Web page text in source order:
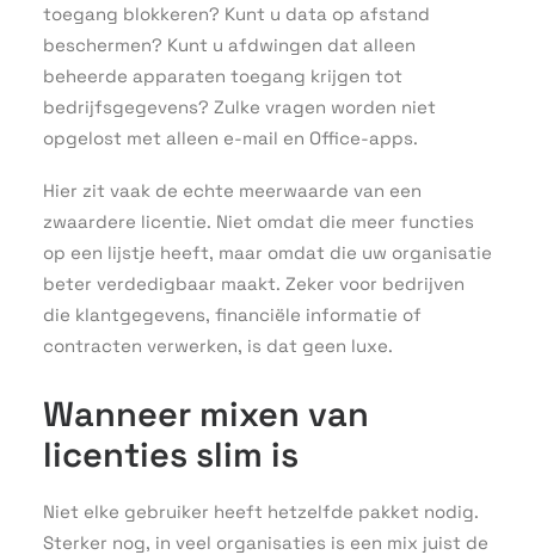
toegang blokkeren? Kunt u data op afstand
beschermen? Kunt u afdwingen dat alleen
beheerde apparaten toegang krijgen tot
bedrijfsgegevens? Zulke vragen worden niet
opgelost met alleen e-mail en Office-apps.
Hier zit vaak de echte meerwaarde van een
zwaardere licentie. Niet omdat die meer functies
op een lijstje heeft, maar omdat die uw organisatie
beter verdedigbaar maakt. Zeker voor bedrijven
die klantgegevens, financiële informatie of
contracten verwerken, is dat geen luxe.
Wanneer mixen van
licenties slim is
Niet elke gebruiker heeft hetzelfde pakket nodig.
Sterker nog, in veel organisaties is een mix juist de